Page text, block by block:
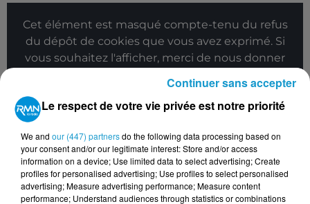
Cet élément est masqué compte-tenu du refus
du dépôt de cookies que vous avez exprimé. Si
vous souhaitez l'afficher, merci de nous donner
dessous.
TITRES DIFFUSÉS Voir plus
Le respect de votre vie privée est notre priorité
We and our (447) partnersdo the following data processing based on
your consent and/or our legitimate interest: Store and/or access
information on a device; Use limited data to select advertising; Create
profiles for personalised advertising; Use profiles to select personalised
advertising; Measure advertising performance; Measure content
performance; Understand audiences through statistics or combinations
Continuer sans accepter